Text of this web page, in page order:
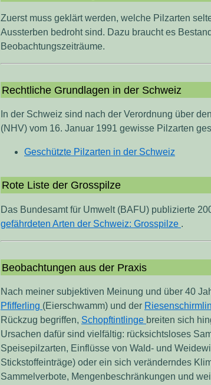
Zuerst muss geklärt werden, welche Pilzarten
Aussterben bedroht sind. Dazu braucht es
Beobachtungszeiträume.
Rechtliche Grundlagen in der Schweiz
In der Schweiz sind nach der Verordnung über
(NHV) vom 16. Januar 1991 gewisse Pilzarten
Geschützte Pilzarten in der Schweiz
Rote Liste der Grosspilze
Das Bundesamt für Umwelt (BAFU) publizierte
gefährdeten Arten der Schweiz: Grosspilze .
Beobachtungen aus der Praxis
Nach meiner subjektiven Meinung und über 40
Pfifferling (Eierschwamm) und der
Rückzug begriffen, Schopftintlinge breiten sich
Ursachen dafür sind vielfältig: rücksichtsloses
Speisepilzarten, Einflüsse von Wald- und
Stickstoffeinträge) oder ein sich veränderndes
Sammelverbote, Mengenbeschränkungen und